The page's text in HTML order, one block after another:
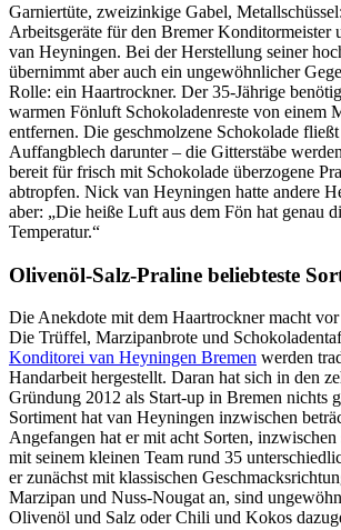
Garniertüte, zweizinkige Gabel,
Arbeitsgeräte für den Bremer Konditormeister
van Heyningen. Bei der Herstellung seiner
übernimmt aber auch ein ungewöhnlicher
Rolle: ein Haartrockner. Der 35-Jährige
warmen Fönluft Schokoladenreste von einem
entfernen. Die geschmolzene Schokolade
Auffangblech darunter – die Gitterstäbe
bereit für frisch mit Schokolade überzogene
abtropfen. Nick van Heyningen hatte andere
aber: „Die heiße Luft aus dem Fön hat genau
Temperatur.“
Olivenöl-Salz-Praline beliebteste
Die Anekdote mit dem Haartrockner macht
Die Trüffel, Marzipanbrote und
Konditorei van Heyningen Bremen werden
Handarbeit hergestellt. Daran hat sich in den
Gründung 2012 als Start-up in Bremen nichts
Sortiment hat van Heyningen inzwischen
Angefangen hat er mit acht Sorten, inzwischen
mit seinem kleinen Team rund 35
er zunächst mit klassischen
Marzipan und Nuss-Nougat an, sind
Olivenöl und Salz oder Chili und Kokos